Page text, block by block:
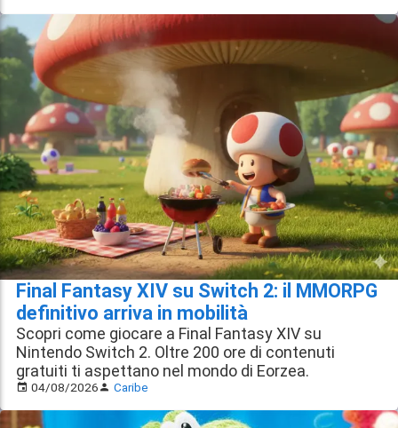
Final Fantasy XIV su Switch 2: il MMORPG
definitivo arriva in mobilità
Scopri come giocare a Final Fantasy XIV su
Nintendo Switch 2. Oltre 200 ore di contenuti
gratuiti ti aspettano nel mondo di Eorzea.
04/08/2026 Caribe